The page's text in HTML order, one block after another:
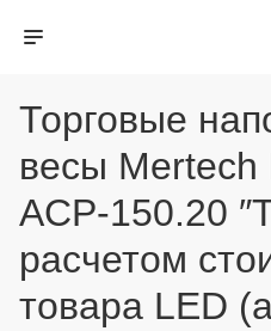
Торговые
весы Mertech
ACP-150.20
расчетом
товара LED